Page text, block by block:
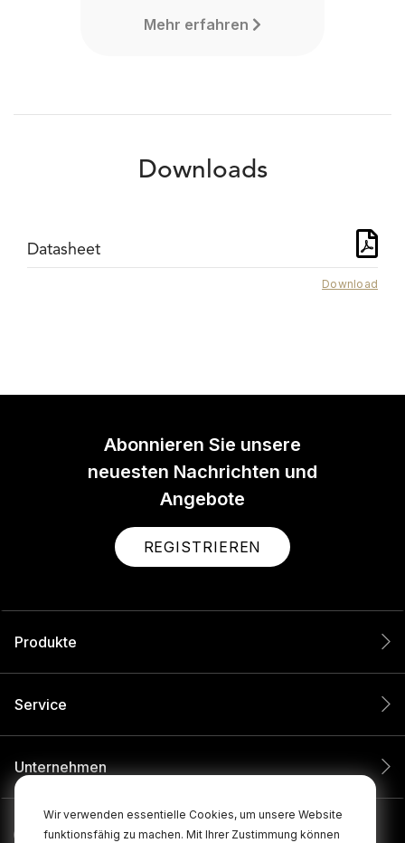
Wir verwenden essentielle Cookies, um unsere Website
funktionsfähig zu machen. Mit Ihrer Zustimmung können
Mehr erfahren
Downloads
Datasheet
Download
Abonnieren Sie unsere
neuesten Nachrichten und
Angebote
REGISTRIEREN
Produkte
Service
Unternehmen